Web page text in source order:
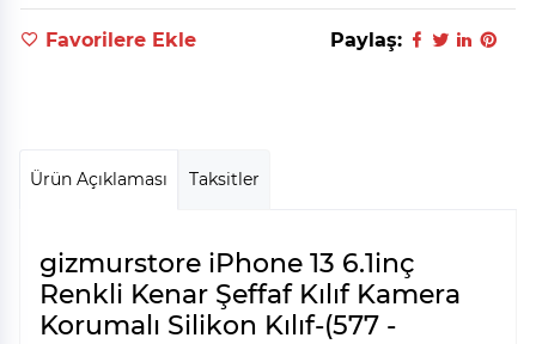
Favorilere Ekle Paylaş:
Ürün Açıklaması Taksitler
gizmurstore iPhone 13 6.1inç
Renkli Kenar Şeffaf Kılıf Kamera
Korumalı Silikon Kılıf-(577 -